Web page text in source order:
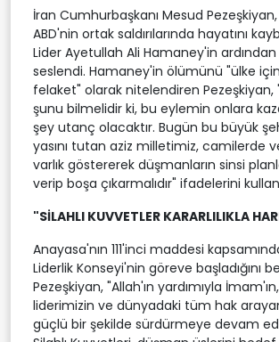
İran Cumhurbaşkanı Mesud
ABD'nin ortak saldırılarında hayatını
Lider Ayetullah Ali Hamaney'in
seslendi. Hamaney'in ölümünü "ülke
felaket" olarak nitelendiren Pezeşkiyan,
şunu bilmelidir ki, bu eylemin onlara
şey utanç olacaktır. Bugün bu büyük
yasını tutan aziz milletimiz, camilerde
varlık göstererek düşmanların sinsi
verip boşa çıkarmalıdır" ifadelerini
"SİLAHLI KUVVETLER KARARLILIKLA
Anayasa'nın 111'inci maddesi
Liderlik Konseyi'nin göreve başladığını
Pezeşkiyan, "Allah'ın yardımıyla
liderimizin ve dünyadaki tüm hak
güçlü bir şekilde sürdürmeye devam